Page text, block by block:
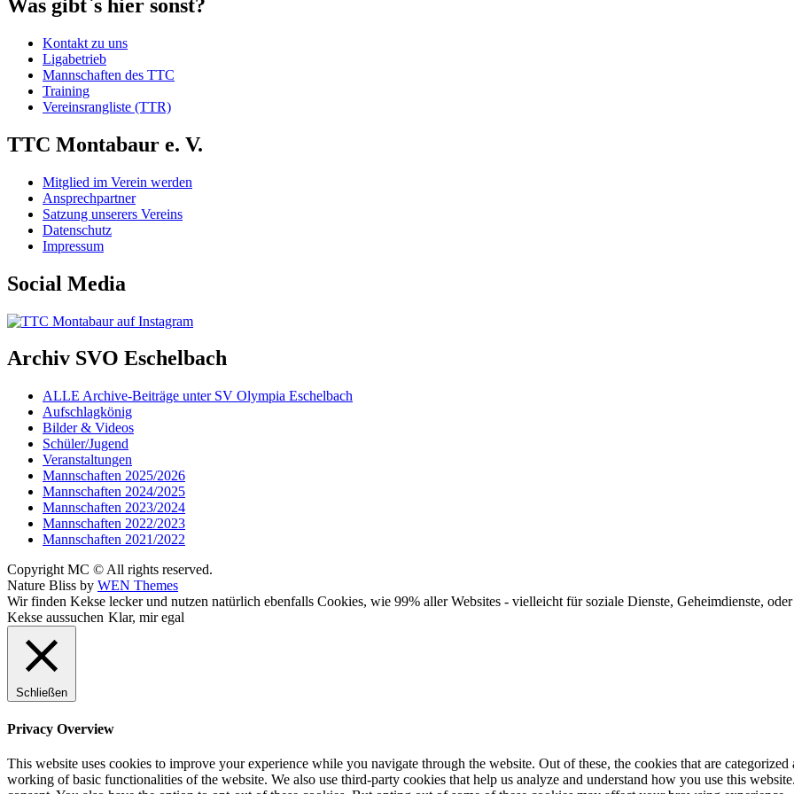
Was gibt`s hier sonst?
Kontakt zu uns
Ligabetrieb
Mannschaften des TTC
Training
Vereinsrangliste (TTR)
TTC Montabaur e. V.
Mitglied im Verein werden
Ansprechpartner
Satzung unserers Vereins
Datenschutz
Impressum
Social Media
Archiv SVO Eschelbach
ALLE Archive-Beiträge unter SV Olympia Eschelbach
Aufschlagkönig
Bilder & Videos
Schüler/Jugend
Veranstaltungen
Mannschaften 2025/2026
Mannschaften 2024/2025
Mannschaften 2023/2024
Mannschaften 2022/2023
Mannschaften 2021/2022
Copyright MC © All rights reserved.
Nature Bliss by WEN Themes
Scroll
Up
Wir finden Kekse lecker und nutzen natürlich ebenfalls Cookies, wie 99% aller Websites - vielleicht für soziale Dienste, Geheimdienste,
Kekse aussuchen Klar, mir egal
Schließen
Privacy Overview
This website uses cookies to improve your experience while you navigate through the website. Out of these, the cookies that are categorized
working of basic functionalities of the website. We also use third-party cookies that help us analyze and understand how you use this